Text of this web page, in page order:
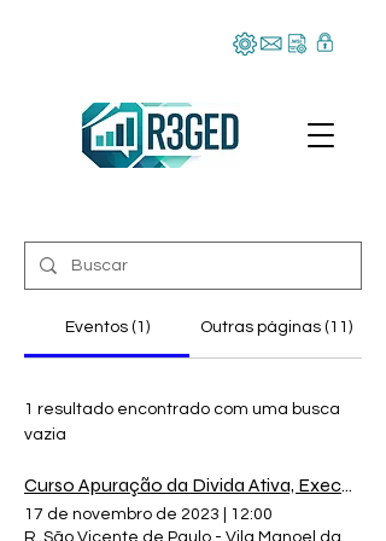
Eventos (1) Outras páginas (11)
1 resultado encontrado com uma busca
vazia
Curso Apuração da Divida Ativa, Execução Fiscal e Protesto
17 de novembro de 2023
12:00
R. São Vicente de Paulo - Vila Manoel da